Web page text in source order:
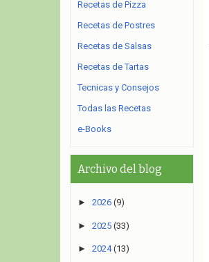
Recetas de Pizza
Recetas de Postres
Recetas de Salsas
Recetas de Tartas
Tecnicas y Consejos
Todas las Recetas
e-Books
Archivo del blog
► 2026 (9)
► 2025 (33)
► 2024 (13)